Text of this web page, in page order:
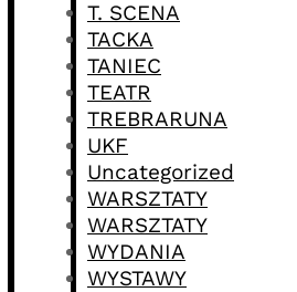
T. SCENA
TACKA
TANIEC
TEATR
TREBRARUNA
UKF
Uncategorized
WARSZTATY
WARSZTATY
WYDANIA
WYSTAWY